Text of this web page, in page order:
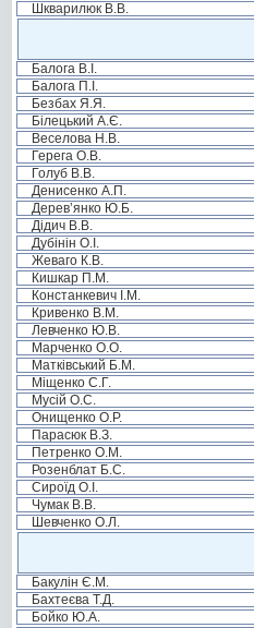
Шкварилюк В.В.
Балога В.І.
Балога П.І.
Безбах Я.Я.
Білецький А.Є.
Веселова Н.В.
Герега О.В.
Голуб В.В.
Денисенко А.П.
Дерев’янко Ю.Б.
Дідич В.В.
Дубінін О.І.
Жеваго К.В.
Кишкар П.М.
Констанкевич І.М.
Кривенко В.М.
Левченко Ю.В.
Марченко О.О.
Матківський Б.М.
Міщенко С.Г.
Мусій О.С.
Онищенко О.Р.
Парасюк В.З.
Петренко О.М.
Розенблат Б.С.
Сироїд О.І.
Чумак В.В.
Шевченко О.Л.
Бакулін Є.М.
Бахтеєва Т.Д.
Бойко Ю.А.